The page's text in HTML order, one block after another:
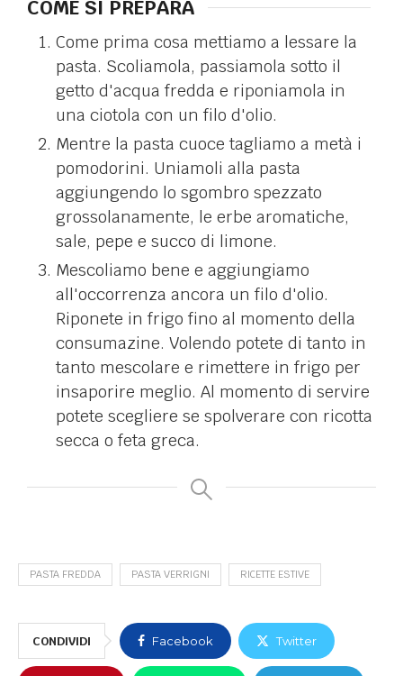
COME SI PREPARA
Come prima cosa mettiamo a lessare la
pasta. Scoliamola, passiamola sotto il
getto d'acqua fredda e riponiamola in
una ciotola con un filo d'olio.
Mentre la pasta cuoce tagliamo a metà i
pomodorini. Uniamoli alla pasta
aggiungendo lo sgombro spezzato
grossolanamente, le erbe aromatiche,
sale, pepe e succo di limone.
Mescoliamo bene e aggiungiamo
all'occorrenza ancora un filo d'olio.
Riponete in frigo fino al momento della
consumazine. Volendo potete di tanto in
tanto mescolare e rimettere in frigo per
insaporire meglio. Al momento di servire
potete scegliere se spolverare con ricotta
secca o feta greca.
PASTA FREDDA PASTA VERRIGNI RICETTE ESTIVE
CONDIVIDI Facebook Twitter